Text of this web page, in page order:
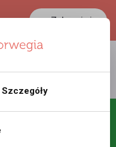
Zaloguj się
0.3881 PLN
Szczegóły